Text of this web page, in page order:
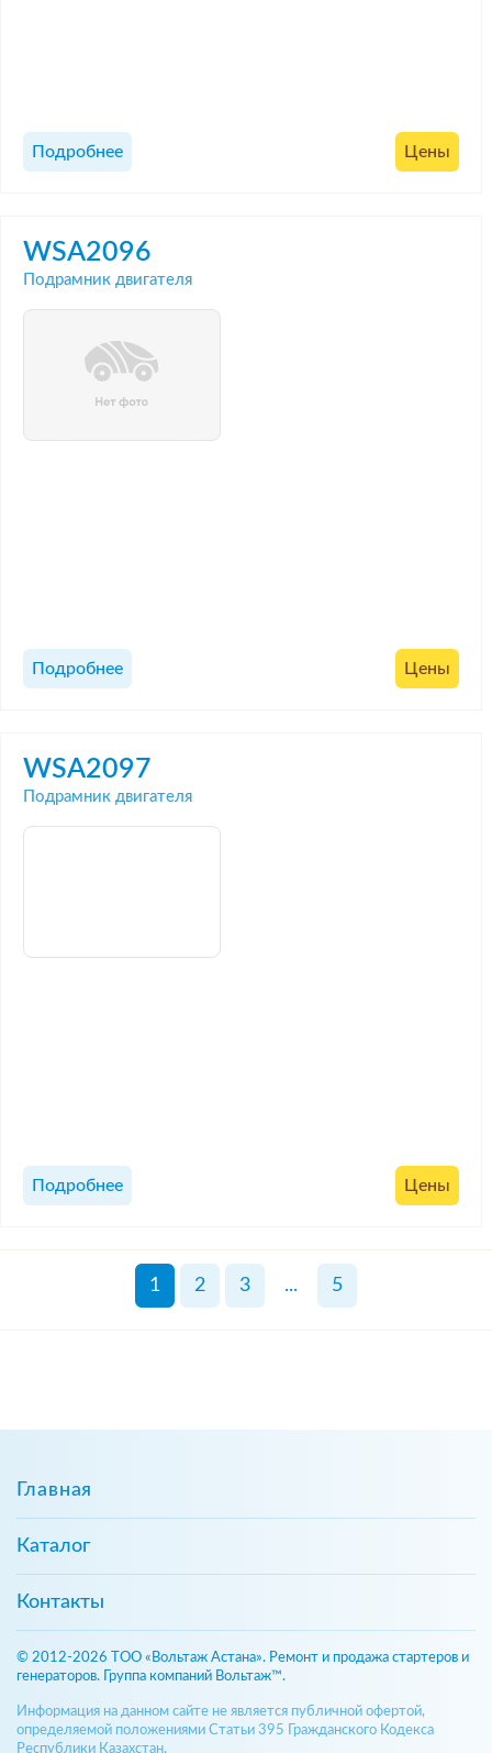
Подробнее Цены
WSA2096
Подрамник двигателя
Подробнее Цены
WSA2097
Подрамник двигателя
Подробнее Цены
1 2 3 ... 5
Главная
Каталог
Контакты
© 2012-2026 ТОО «Вольтаж Астана». Ремонт и продажа стартеров и
генераторов. Группа компаний Вольтаж™.
Информация на данном сайте не является публичной офертой,
определяемой положениями Статьи 395 Гражданского Кодекса
Республики Казахстан.